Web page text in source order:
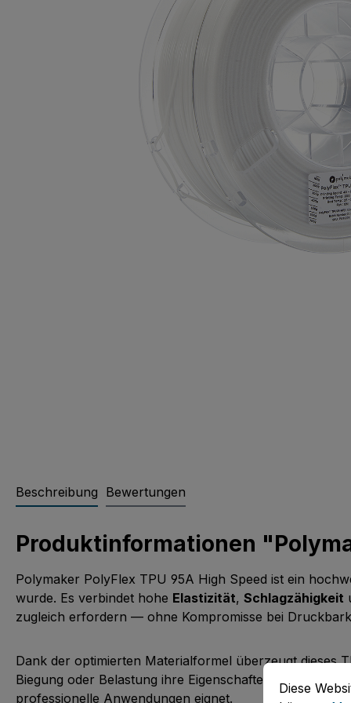
Beschreibung Bewertungen
Produktinformationen
Polymaker PolyFlex TPU 95A High Speed ist ein
wurde. Es verbindet hohe Elastizität, Schlagzähigkeit
zugleich erfordern — ohne Kompromisse bei
Dank der optimierten Materialformel überzeugt dieses
Biegung oder Belastung ihre Eigenschaften behält.
professionelle Anwendungen eignet.
Cookie-
Diese
Diese